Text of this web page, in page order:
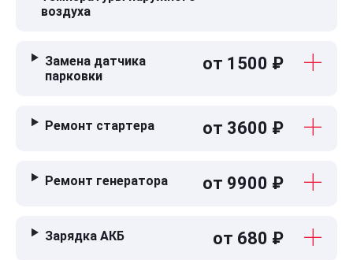
воздуха
Замена датчика
парковки
от 1500 ₽
Ремонт стартера от 3600 ₽
Ремонт генератора от 9900 ₽
Зарядка АКБ от 680 ₽